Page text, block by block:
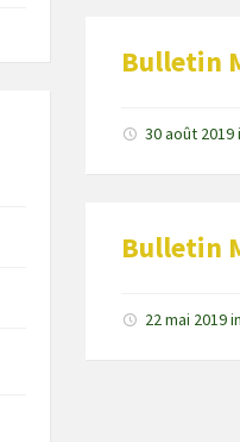
Bulletin
30 août 2019
Bulletin
22 mai 2019